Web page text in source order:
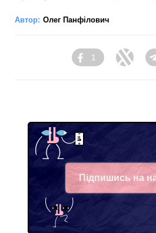
Автор: Олег Панфілович
Facebook
1
Підпишись на
Telegram